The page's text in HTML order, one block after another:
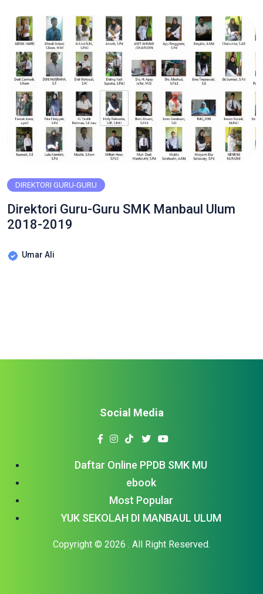
sebab itu, sudah seharusnya kita […]
DIREKTORI GURU-GURU
Direktori Guru-Guru SMK Manbaul Ulum
2018-2019
Umar Ali
Daftar Online PPDB SMK MU
ebook
Most Popular
YUK SEKOLAH DI MANBAUL ULUM
Copyright © 2026 . All Right Reserved.
Social Media